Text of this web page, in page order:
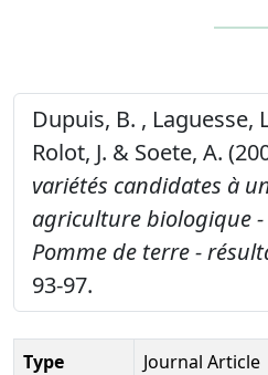
Dupuis, B. , Laguesse,
Rolot, J. & Soete, A.
variétés candidates à
agriculture biologique -
Pomme de terre -
93-97.
Type
Journal Article